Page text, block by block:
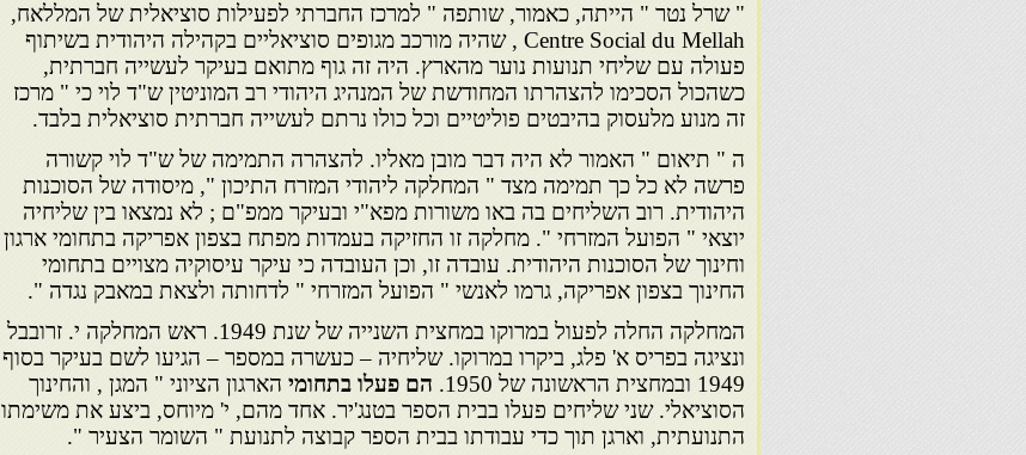
" שרל נטר " הייתה, כאמור, שותפה " למרכז החברתי לפעילות סוציאלית של המללאח,
Centre Social du Mellah , שהיה מורכב מגופים סוציאליים בקהילה היהודית בשיתוף
פעולה עם שליחי תנועות נוער מהארץ. היה זה גוף מתואם בעיקר לעשייה חברתית,
כשהכול הסכימו להצהרתו המחודשת של המנהיג היהודי רב המוניטין ש"ד לוי כי " מרכז
זה מנוע מלעסוק בהיבטים פוליטיים וכל כולו נרתם לעשייה חברתית סוציאלית בלבד.
ה " תיאום " האמור לא היה דבר מובן מאליו. להצהרה התמימה של ש"ד לוי קשורה
פרשה לא כל כך תמימה מצד " המחלקה ליהודי המזרח התיכון ", מיסודה של הסוכנות
היהודית. רוב השליחים בה באו משורות מפא"י ובעיקר ממפ"ם ; לא נמצאו בין שליחיה
יוצאי " הפועל המזרחי ". מחלקה זו החזיקה בעמדות מפתח בצפון אפריקה בתחומי ארגון
וחינוך של הסוכנות היהודית. עובדה זו, וכן העובדה כי עיקר עיסוקיה מצויים בתחומי
החינוך בצפון אפריקה, גרמו לאנשי " הפועל המזרחי " לדחותה ולצאת במאבק נגדה ".
המחלקה החלה לפעול במרוקו במחצית השנייה של שנת 1949. ראש המחלקה י. זרובבל
ונציגה בפריס א' פלג, ביקרו במרוקו. שליחיה – כעשרה במספר – הגיעו לשם בעיקר בסוף
1949 ובמחצית הראשונה של 1950.
הם פעלו בתחומי הארגון הציוני " המגן , והחינוך
הסוציאלי. שני שליחים פעלו בבית הספר בטנג'יר. אחד מהם, י' מיוחס, ביצע את משימתו
התנועתית, וארגן תוך כדי עבודתו בבית הספר קבוצה לתנועת " השומר הצעיר ".